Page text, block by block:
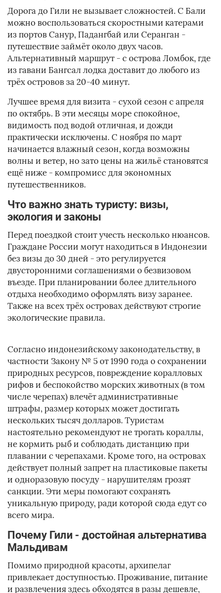
Дорога до Гили не вызывает сложностей. С Бали
можно воспользоваться скоростными катерами
из портов Санур, Падангбай или Серанган -
путешествие займёт около двух часов.
Альтернативный маршрут - с острова Ломбок, где
из гавани Бангсал лодка доставит до любого из
трёх островов за 20-40 минут.
Лучшее время для визита - сухой сезон с апреля
по октябрь. В эти месяцы море спокойное,
видимость под водой отличная, и дожди
практически исключены. С ноября по март
начинается влажный сезон, когда возможны
волны и ветер, но зато цены на жильё становятся
ещё ниже - компромисс для экономных
путешественников.
Что важно знать туристу: визы,
экология и законы
Перед поездкой стоит учесть несколько нюансов.
Граждане России могут находиться в Индонезии
без визы до 30 дней - это регулируется
двусторонними соглашениями о безвизовом
въезде. При планировании более длительного
отдыха необходимо оформлять визу заранее.
Также на всех трёх островах действуют строгие
экологические правила.
Согласно индонезийскому законодательству, в
частности Закону № 5 от 1990 года о сохранении
природных ресурсов, повреждение коралловых
рифов и беспокойство морских животных (в том
числе черепах) влечёт административные
штрафы, размер которых может достигать
нескольких тысяч долларов. Туристам
настоятельно рекомендуют не трогать кораллы,
не кормить рыб и соблюдать дистанцию при
плавании с черепахами. Кроме того, на островах
действует полный запрет на пластиковые пакеты
и одноразовую посуду - нарушителям грозят
санкции. Эти меры помогают сохранять
уникальную природу, ради которой сюда едут со
всего мира.
Почему Гили - достойная альтернатива
Мальдивам
Помимо природной красоты, архипелаг
привлекает доступностью. Проживание, питание
и развлечения здесь обходятся в разы дешевле,